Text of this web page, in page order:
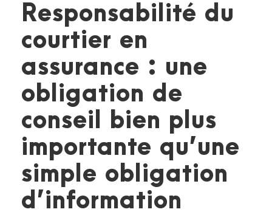
Responsabilité du
courtier en
assurance : une
obligation de
conseil bien plus
importante qu’une
simple obligation
d’information